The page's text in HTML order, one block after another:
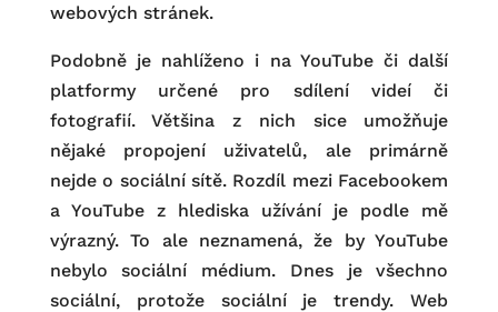
webových stránek.
Podobně je nahlíženo i na YouTube či další
platformy určené pro sdílení videí či
fotografií. Většina z nich sice umožňuje
nějaké propojení uživatelů, ale primárně
nejde o sociální sítě. Rozdíl mezi Facebookem
a YouTube z hlediska užívání je podle mě
výrazný. To ale neznamená, že by YouTube
nebylo sociální médium. Dnes je všechno
sociální, protože sociální je trendy. Web